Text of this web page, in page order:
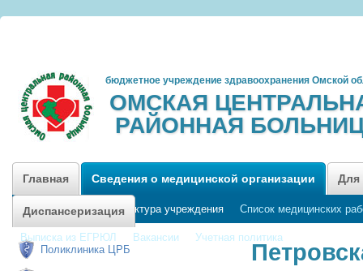
бюджетное учреждение здравоохранения Омской
ОМСКАЯ
РАЙОННАЯ
Главная Сведения о медицинской организации
График приема Структура учреждения Список медицинских
Выписка из ЕГРЮЛ Вакансии Учетная политика
Для
Диспансеризация
Поликлиника ЦРБ